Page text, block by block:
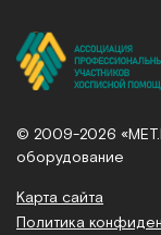
© 2009-2026
оборудование
Карта сайта
Политика